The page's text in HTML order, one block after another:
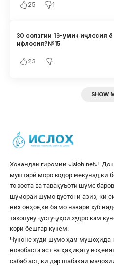
25 1
30 солагии 16-умин иҷлосия ё
ифлосия?№15
23
SHOW
Хонандаи гиромии «isloh.net«!
муштарӣ моро водор мекунад,ки
то хоста ва тавақуъоти шумо
шумораи шумо дустони азиз, ки
низ онҳое,ки ба мо назари хуб
такопуву ҷустуҷуҳои худро кам
кори бештар кунем.
Чуноне худи шумо ҳам мушоҳида
новобаста аст ва ҳақиқату
сабаб аст, ки дар шабакаи